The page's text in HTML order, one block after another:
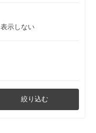
表示しない
絞り込む